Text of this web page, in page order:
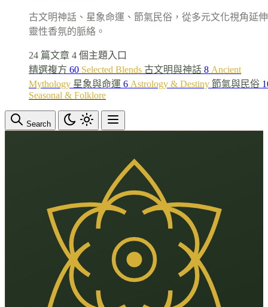
古文明神話、星象命運、節氣民俗，從多元文化視角延伸
靈性香氛的脈絡。
24 篇文章 4 個主題入口
精選複方 60 Selected Blends 古文明與神話 8 Ancient
Mythology 星象與命運 6 Astrology & Destiny 節氣與民俗
Seasonal & Folklore
Search